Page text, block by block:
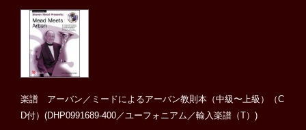
楽譜 アーバン／ミードによるアーバン教則本（中級〜上級）（C
D付）(DHP0991689-400／ユーフォニアム／輸入楽譜（T）)